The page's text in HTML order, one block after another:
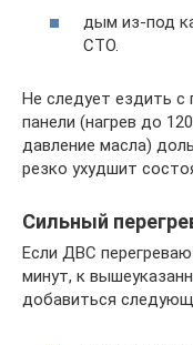
дым из-под
СТО.
Не следует ездить с
панели (нагрев до
давление масла)
резко ухудшит
Сильный
Если ДВС
минут, к
добавиться